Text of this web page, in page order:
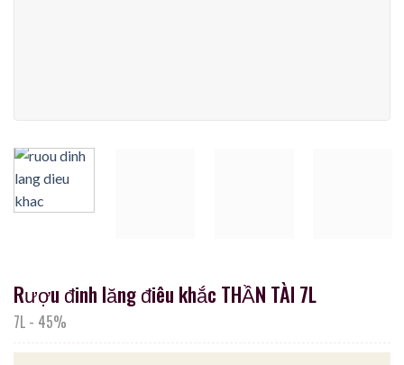
Rượu đinh lăng điêu khắc THẦN TÀI 7L
7L - 45%